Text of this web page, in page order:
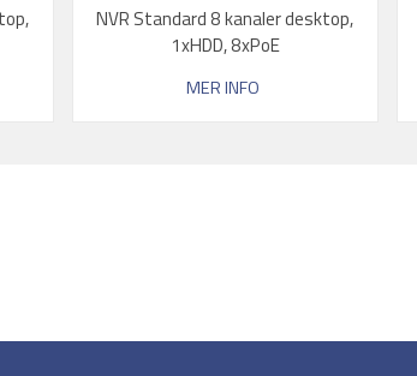
NVR Standard 8 kanaler desktop,
1xHDD, 8xPoE
MER INFO